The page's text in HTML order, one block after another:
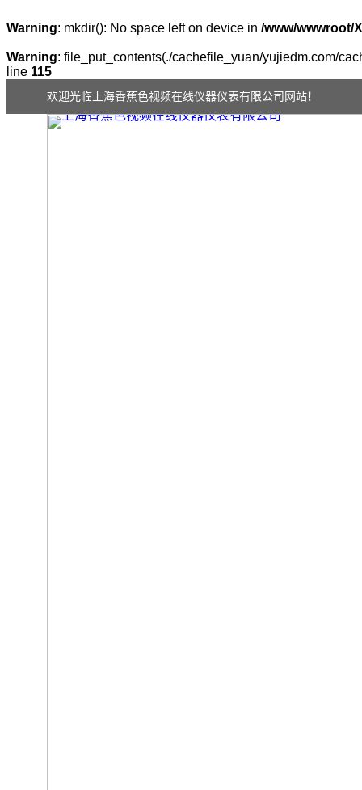
Warning: mkdir(): No space left on device in /www/wwwroot/
Warning: file_put_contents(./cachefile_yuan/yujiedm.com/
line 115
欢迎光临上海香蕉色视频在线仪器仪表有限公司网站！